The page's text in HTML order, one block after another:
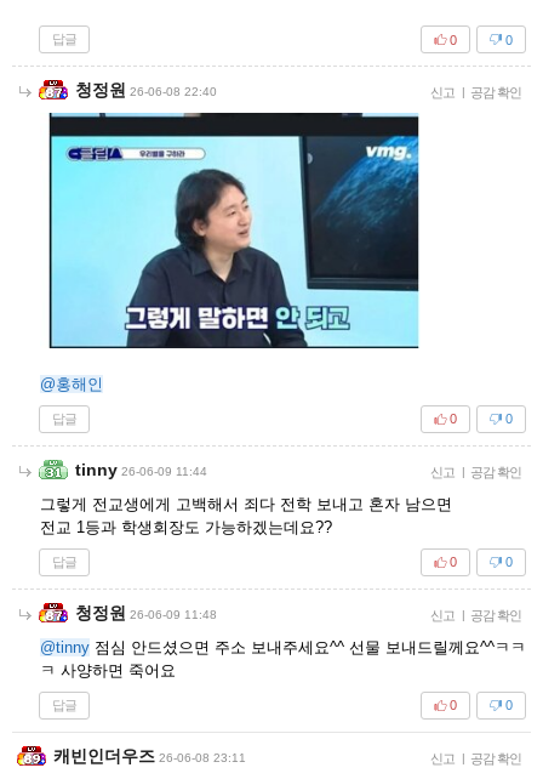
답글 0
0
청정원 26-06-08 22:40 신고 | 공감 확인
@홍해인
답글 0
0
tinny 26-06-09 11:44 신고 | 공감 확인
그렇게 전교생에게 고백해서 죄다 전학 보내고 혼자 남으면
전교 1등과 학생회장도 가능하겠는데요??
답글 0
0
청정원 26-06-09 11:48 신고 | 공감 확인
@tinny 점심 안드셨으면 주소 보내주세요^^ 선물 보내드릴께요^^ㅋㅋ
ㅋ 사양하면 죽어요
답글 0
0
캐빈인더우즈 26-06-08 23:11 신고 | 공감 확인